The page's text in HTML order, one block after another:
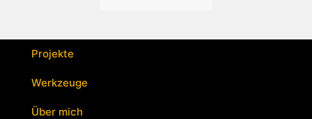
Projekte
Werkzeuge
Über mich